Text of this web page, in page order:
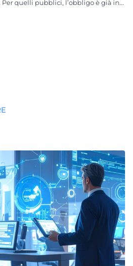
quelli pubblici, l’obbligo è già in...